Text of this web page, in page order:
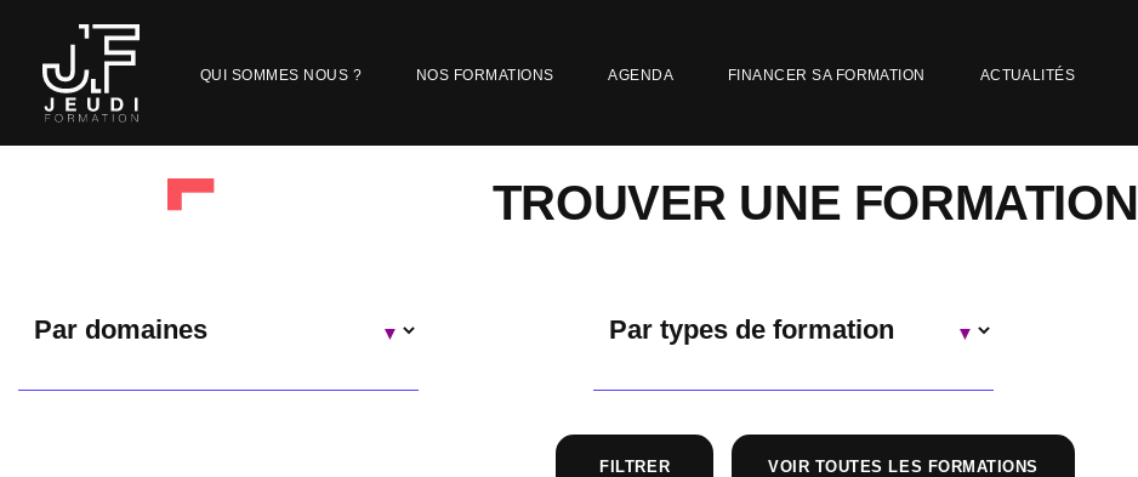
QUI SOMMES NOUS ? NOS FORMATIONS AGENDA FINANCER SA FORMATION ACTUALITÉS
TROUVER UNE FORMATION
VOIR TOUTES LES FORMATIONS